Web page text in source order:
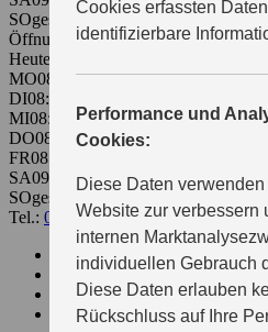
Cookies erfassten
identifizierbare
Performance und
Cookies:
Diese Daten
Website zur verbessern
internen
individuellen Gebrauch
Diese Daten erlauben
Rückschluss auf Ihre
SOgeschlossen
Öffnungszeiten Service:
Heute 08:00 - 18:00
MO08:00 - 18:00
DI08:00 - 18:00
MI08:00 - 18:00
DO08:00 - 18:00
FR08:00 - 18:00
SA09:00 - 13:00
SOgeschlossen
Tel.: 0521-23293wm-
Beratung
Probefahrttermin
Servicetermin
Kontakt